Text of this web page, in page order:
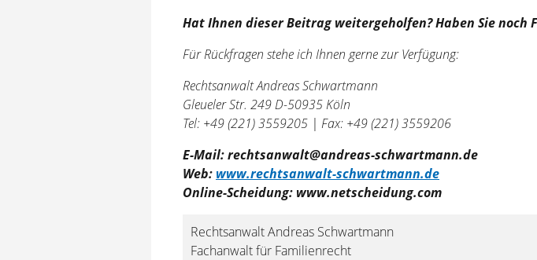
Hat Ihnen dieser Beitrag weitergeholfen? Haben Sie noch
Für Rückfragen stehe ich Ihnen gerne zur Verfügung:
Rechtsanwalt Andreas Schwartmann
Gleueler Str. 249 D-50935 Köln
Tel: +49 (221) 3559205 | Fax: +49 (221) 3559206
E-Mail: rechtsanwalt@andreas-schwartmann.de
Web: www.rechtsanwalt-schwartmann.de
Online-Scheidung: www.netscheidung.com
Rechtsanwalt Andreas Schwartmann
Fachanwalt für Familienrecht